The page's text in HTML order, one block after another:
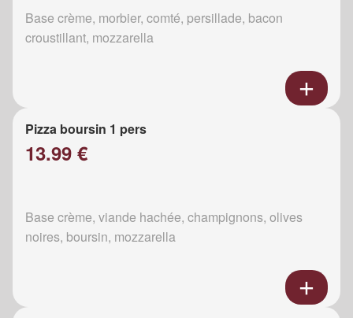
Base crème, morbier, comté, persillade, bacon
croustillant, mozzarella
Pizza boursin 1 pers
13.99 €
Base crème, viande hachée, champignons, olives
noires, boursin, mozzarella